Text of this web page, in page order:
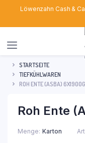
Löwenzahn Cash &
STARTSEITE
TIEFKÜHLWAREN
ROH ENTE (ASBA) 6X1900G
Roh Ente
Menge Karton